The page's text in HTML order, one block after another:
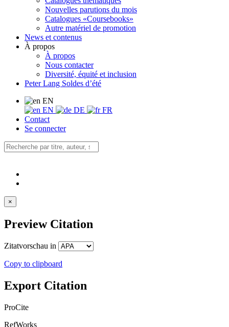
Nouvelles parutions du mois
Catalogues «Coursebooks»
Autre matériel de promotion
News et contenus
À propos
À propos
Nous contacter
Diversité, équité et inclusion
Peter Lang Soldes d’été
EN
EN
DE
FR
Contact
Se connecter
×
Preview Citation
Zitatvorschau in
Copy to clipboard
Export Citation
ProCite
RefWorks